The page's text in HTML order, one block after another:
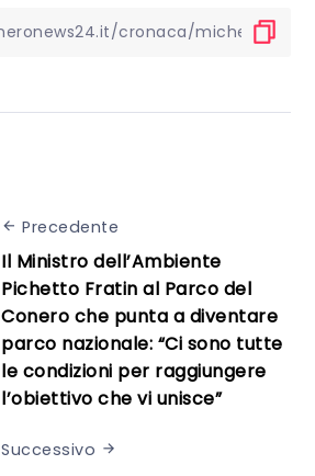
Precedente
Il Ministro dell’Ambiente
Pichetto Fratin al Parco del
Conero che punta a diventare
parco nazionale: “Ci sono tutte
le condizioni per raggiungere
l’obiettivo che vi unisce”
Successivo